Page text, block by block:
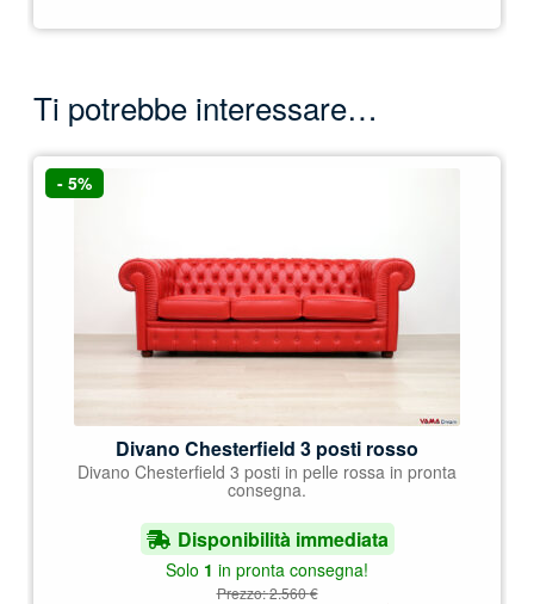
Ti potrebbe interessare…
Divano Chesterfield 3 posti rosso
Divano Chesterfield 3 posti in pelle rossa in pronta
consegna.
- 5%
Disponibilità immediata
Solo 1 in pronta consegna!
Prezzo:2.560€